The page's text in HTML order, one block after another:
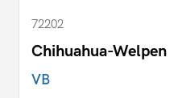
72202
Chihuahua-Welpen
VB